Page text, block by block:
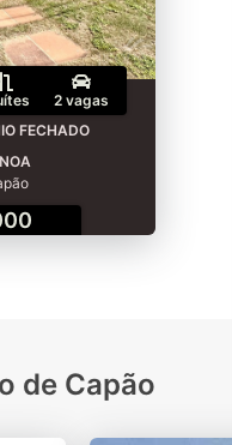
2 vagas
FECHADO
de Capão